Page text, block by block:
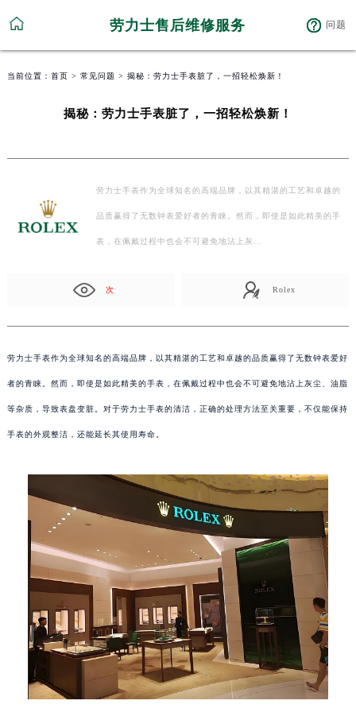
劳力士售后维修服务 问题
当前位置： 首页 > 常见问题 > 揭秘：劳力士手表脏了，一招轻松焕新！
揭秘：劳力士手表脏了，一招轻松焕新！
劳力士手表作为全球知名的高端品牌，以其精湛的工艺和卓越的
品质赢得了无数钟表爱好者的青睐。然而，即使是如此精美的手
表，在佩戴过程中也会不可避免地沾上灰…
次 Rolex
劳力士手表作为全球知名的高端品牌，以其精湛的工艺和卓越的品质赢得了无数钟表爱好
者的青睐。然而，即使是如此精美的手表，在佩戴过程中也会不可避免地沾上灰尘、油脂
等杂质，导致表盘变脏。对于劳力士手表的清洁，正确的处理方法至关重要，不仅能保持
手表的外观整洁，还能延长其使用寿命。